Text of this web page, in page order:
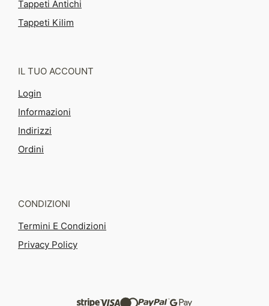
Tappeti Antichi
Tappeti Kilim
IL TUO ACCOUNT
Login
Informazioni
Indirizzi
Ordini
CONDIZIONI
Termini E Condizioni
Privacy Policy